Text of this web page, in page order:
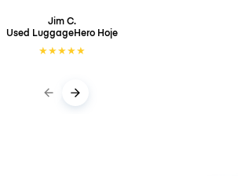
Jim C.
Used LuggageHero Hoje
★★★★★